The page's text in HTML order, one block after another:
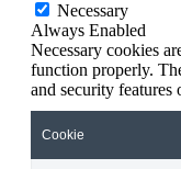
Necessary
Always Enabled
Necessary cookies
function properly.
and security features
Cookie